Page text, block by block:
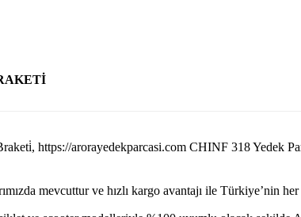
https://arorayedekparcasi.com CHINF 318
mevcuttur ve hızlı kargo avantajı ile Türkiye’nin